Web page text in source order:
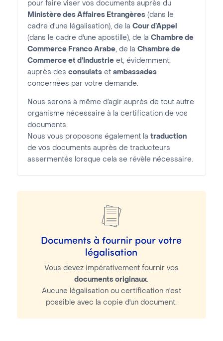
pour faire viser vos documents auprès du
Ministère des Affaires Etrangères(dans le
cadre d'une légalisation), de la Cour d’Appel
(dans le cadre d'une apostille), de la Chambre de
Commerce Franco Arabe, de la Chambre de
Commerce et d’Industrieet, évidemment,
auprès des consulatset ambassades
concernées par votre demande.
Nous serons à même d’agir auprès de tout autre
organisme nécessaire à la certification de vos
documents.
Nous vous proposons également la traduction
de vos documents auprès de traducteurs
assermentés lorsque cela se révèle nécessaire.
Documents à fournir pour votre
légalisation
Vous devez impérativement fournir vos
documents originaux.
Aucune légalisation ou certification n'est
possible avec la copie d'un document.